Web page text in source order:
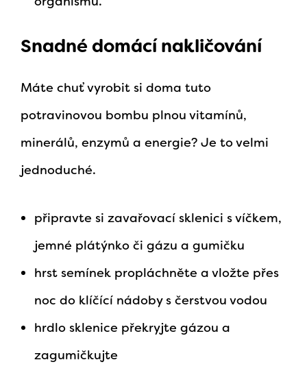
Snadné domácí nakličování
Máte chuť vyrobit si doma tuto
potravinovou bombu plnou vitamínů,
minerálů, enzymů a energie? Je to velmi
jednoduché.
připravte si zavařovací sklenici s víčkem,
jemné plátýnko či gázu a gumičku
hrst semínek propláchněte a vložte přes
noc do klíčící nádoby s čerstvou vodou
hrdlo sklenice překryjte gázou a
zagumičkujte